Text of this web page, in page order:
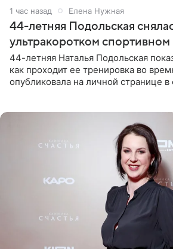
1 час назад Елена Нужная
44-летняя Подольская
ультракоротком
44-летняя Наталья Подольская
как проходит ее тренировка во
опубликовала на личной странице в